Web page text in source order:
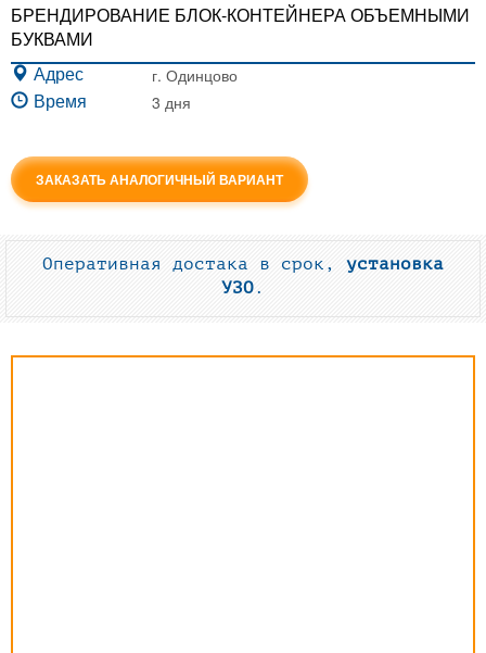
БРЕНДИРОВАНИЕ БЛОК-КОНТЕЙНЕРА ОБЪЕМНЫМИ
БУКВАМИ
Адрес г. Одинцово
Время 3 дня
ЗАКАЗАТЬ АНАЛОГИЧНЫЙ ВАРИАНТ
Оперативная достака в срок, установка
УЗО.